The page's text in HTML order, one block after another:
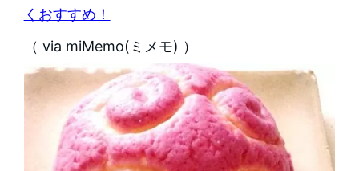
くおすすめ！
（ via miMemo(ミメモ) ）